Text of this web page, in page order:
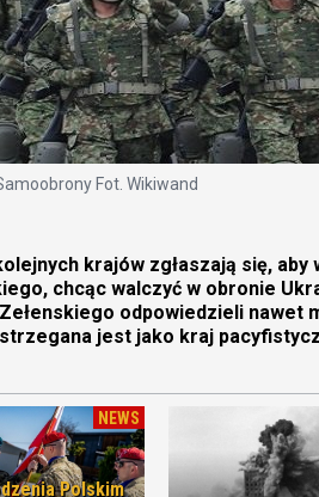
Fot. Wikiwand
krajów zgłaszają się,
chcąc walczyć w obronie
odpowiedzieli nawet
jest jako kraj
NEWS
Polskim